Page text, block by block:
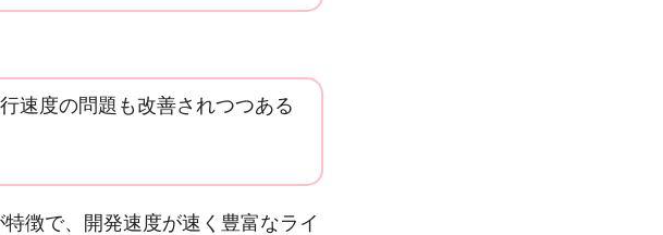
速度の問題も改善されつつある
徴で、開発速度が速く豊富なライ